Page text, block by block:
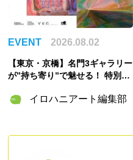
EVENT 2026.08.02
【東京・京橋】名門3ギャラリー
が”持ち寄り”で魅せる！ 特別企
SHI」Gallery & Bakery Tokyo
イロハニアート編集部